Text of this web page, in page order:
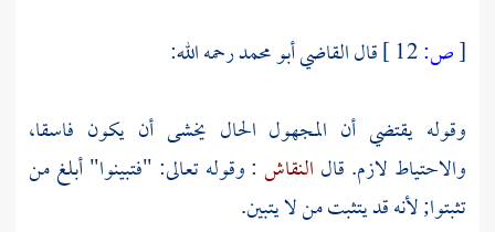
[ص: قالالقاضي أبو محمدرحمه الله:
وقوله يقتضي أن المجهول الحال يخشى أن يكون فاسقا،
والاحتياط لازم. قال النقاش : وقوله تعالى: "فتبينوا" أبلغ من
تثبتوا; لأنه قد يتثبت من لا يتبين.